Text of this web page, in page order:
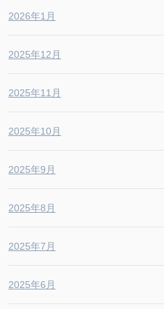
2026年1月
2025年12月
2025年11月
2025年10月
2025年9月
2025年8月
2025年7月
2025年6月